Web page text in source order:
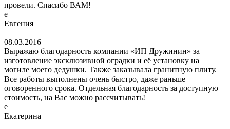
провели. Спасибо ВАМ!
е
Евгения
08.03.2016
Выражаю благодарность компании «ИП Дружинин» за
изготовление эксклюзивной оградки и её установку на
могиле моего дедушки. Также заказывала гранитную плиту.
Все работы выполнены очень быстро, даже раньше
оговоренного срока. Отдельная благодарность за доступную
стоимость, на Вас можно рассчитывать!
е
Екатерина